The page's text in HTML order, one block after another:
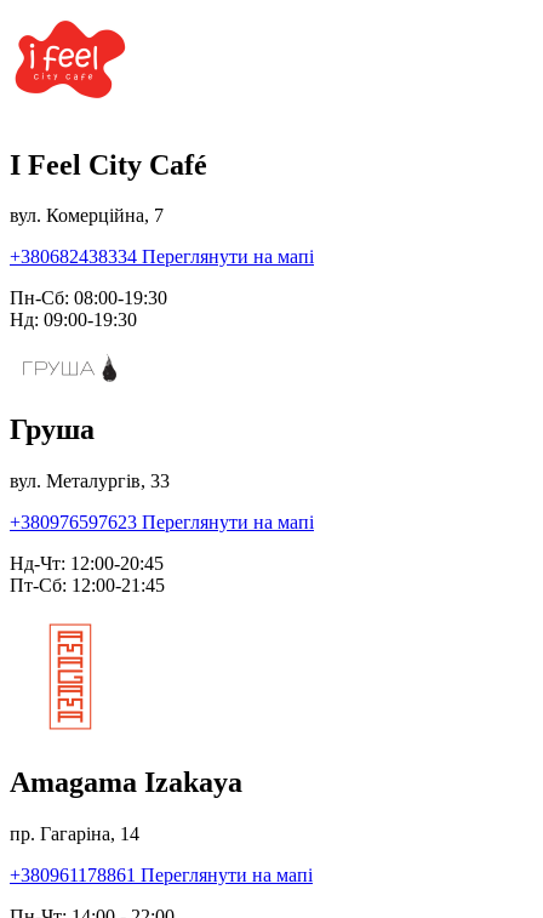
I Feel City Café
вул. Комерційна, 7
+380682438334 Переглянути на мапі
Пн-Сб: 08:00-19:30
Нд: 09:00-19:30
Груша
вул. Металургів, 33
+380976597623 Переглянути на мапі
Нд-Чт: 12:00-20:45
Пт-Сб: 12:00-21:45
Amagama Izakaya
пр. Гагаріна, 14
+380961178861 Переглянути на мапі